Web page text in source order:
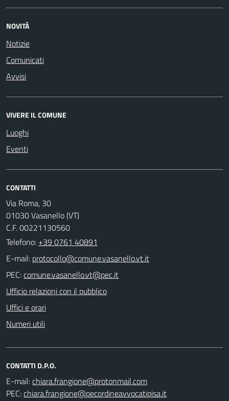
NOVITÀ
Notizie
Comunicati
Avvisi
VIVERE IL COMUNE
Luoghi
Eventi
CONTATTI
Via Roma, 30
01030 Vasanello (VT)
C.F. 00221130560
Telefono: +39 0761 40891
E-mail:
PEC:
Ufficio relazioni con il pubblico
Uffici e orari
Numeri utili
CONTATTI D.P.O.
E-mail:
PEC: